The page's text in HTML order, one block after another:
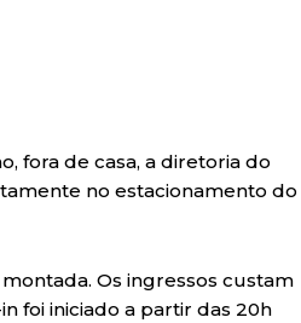
fora de casa, a diretoria do
no estacionamento do
Os ingressos custam
in foi iniciado a partir das 20h